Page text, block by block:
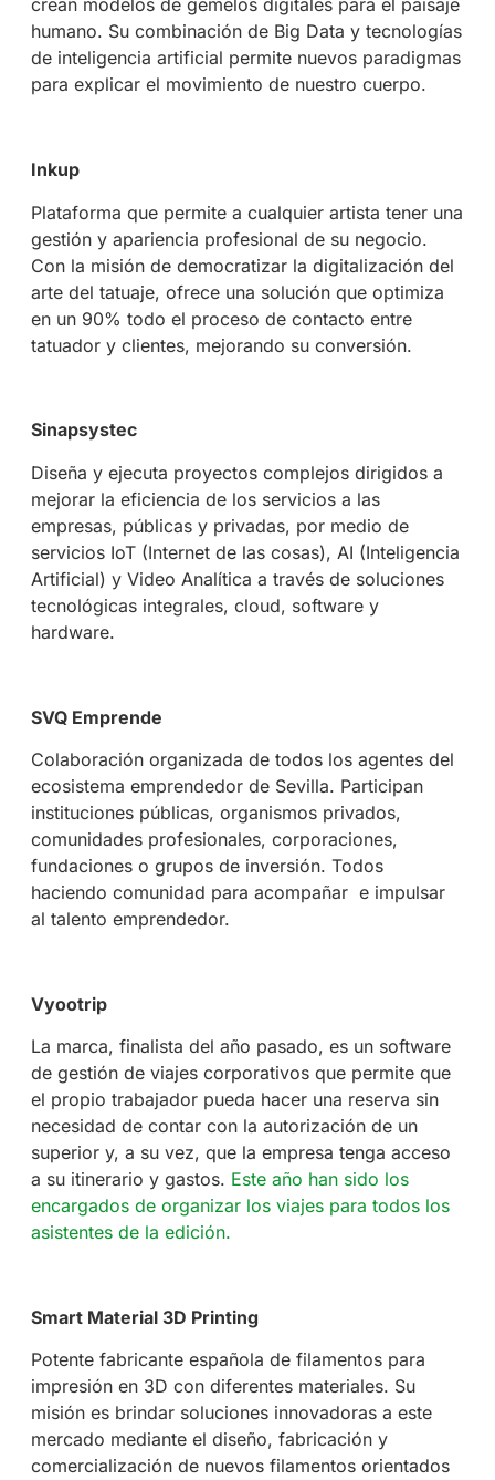
crean modelos de gemelos digitales para el paisaje
humano. Su combinación de Big Data y tecnologías
de inteligencia artificial permite nuevos paradigmas
para explicar el movimiento de nuestro cuerpo.
Inkup
Plataforma que permite a cualquier artista tener una
gestión y apariencia profesional de su negocio.
Con la misión de democratizar la digitalización del
arte del tatuaje, ofrece una solución que optimiza
en un 90% todo el proceso de contacto entre
tatuador y clientes, mejorando su conversión.
Sinapsystec
Diseña y ejecuta proyectos complejos dirigidos a
mejorar la eficiencia de los servicios a las
empresas, públicas y privadas, por medio de
servicios IoT (Internet de las cosas), AI (Inteligencia
Artificial) y Video Analítica a través de soluciones
tecnológicas integrales, cloud, software y
hardware.
SVQ Emprende
Colaboración organizada de todos los agentes del
ecosistema emprendedor de Sevilla. Participan
instituciones públicas, organismos privados,
comunidades profesionales, corporaciones,
fundaciones o grupos de inversión. Todos
haciendo comunidad para acompañar e impulsar
al talento emprendedor.
Vyootrip
La marca, finalista del año pasado, es un software
de gestión de viajes corporativos que permite que
el propio trabajador pueda hacer una reserva sin
necesidad de contar con la autorización de un
superior y, a su vez, que la empresa tenga acceso
a su itinerario y gastos. Este año han sido los
encargados de organizar los viajes para todos los
asistentes de la edición.
Smart Material 3D Printing
Potente fabricante española de filamentos para
impresión en 3D con diferentes materiales. Su
misión es brindar soluciones innovadoras a este
mercado mediante el diseño, fabricación y
comercialización de nuevos filamentos orientados